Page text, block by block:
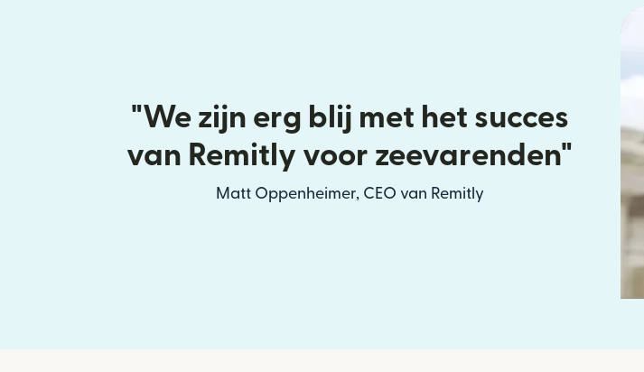
"We zijn erg blij met het succes
van Remitly voor zeevarenden"
Matt Oppenheimer, CEO van Remitly